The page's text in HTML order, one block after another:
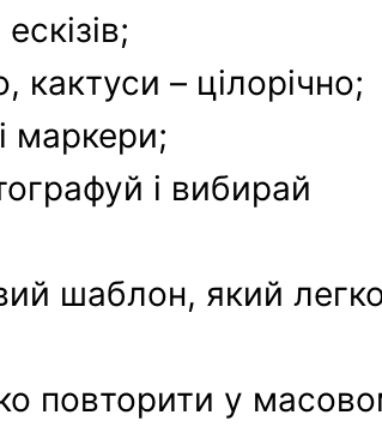
– цілорічно;
маркери;
і вибирай
шаблон, який
повторити у